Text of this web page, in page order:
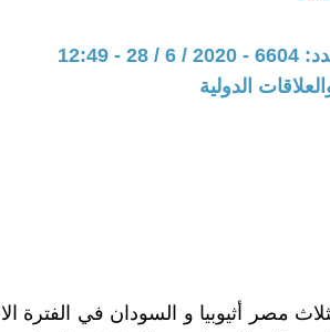
12:49
الدولية
مصر أثيوبيا و السودان في الفترة